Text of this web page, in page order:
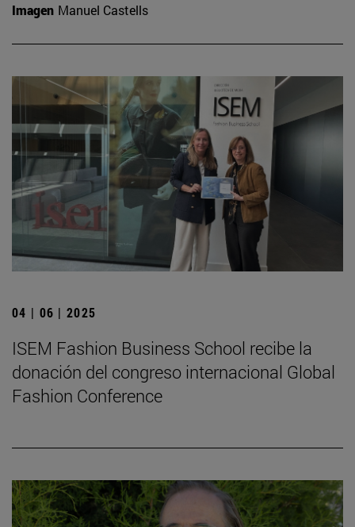
Imagen Manuel Castells
04 | 06 | 2025
ISEM Fashion Business School recibe la
donación del congreso internacional Global
Fashion Conference